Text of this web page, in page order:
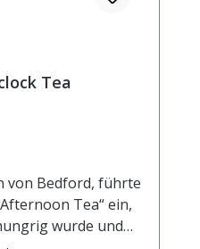
Tea
von Bedford, führte
Tea“ ein,
wurde und